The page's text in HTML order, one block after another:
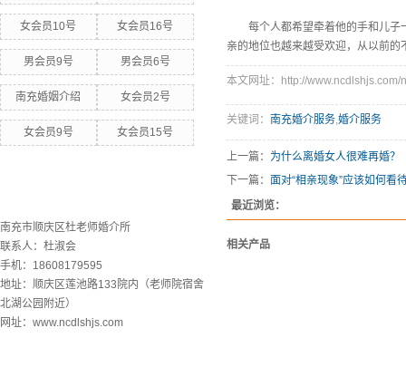
女会员10号 女会员16号
男会员9号 男会员6号
南充婚姻介绍 女会员2号
女会员9号 女会员15号
南充市顺庆区杜老师婚介所
联系人：杜淑会
手机：18608179595
地址：顺庆区莲池路133院内（老师院宿舍
北湖公园附近）
网址：www.ncdlshjs.com
每个人都希望牵着他的手和儿子
亲的地位也越来越受欢迎，从以前
本文网址：http://www.ncdlshjs.com/
关键词： 南充婚介服务,婚介服务
上一篇： 为什么离婚女人很难再婚？
下一篇： 面对“相亲现象”应该如何看
最近浏览：
相关产品